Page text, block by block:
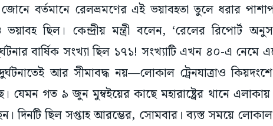
বর্তমানে রেলভ্রমণের এই ভয়াবহতা তুলে ধরার
ছিল। কেন্দ্রীয় মন্ত্রী বলেন, ‘রেলের রিপোর্ট
বার্ষিক সংখ্যা ছিল ১৭১! সংখ্যাটি এখন ৪০-এ নেমে
আর সীমাবদ্ধ নয়—লোকাল ট্রেনযাত্রাও
যেমন গত ৯ জুন মুম্বইয়ের কাছে মহারাষ্ট্রের থানে এলাকায়
দিনটি ছিল সপ্তাহ আরম্ভের, সোমবার। ব্যস্ত সময়ে